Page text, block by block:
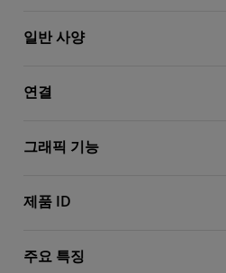
일반 사양
연결
그래픽 기능
제품 ID
주요 특징